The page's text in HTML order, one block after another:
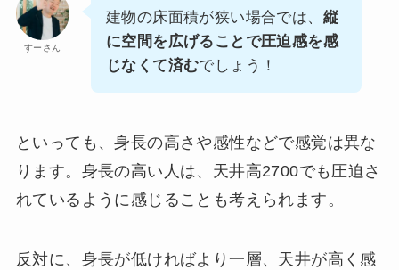
すーさん
建物の床面積が狭い場合では、 縦
に空間を広げることで圧迫感を感
じなくて済むでしょう！
といっても、身長の高さや感性などで感覚は異な
ります。身長の高い人は、天井高2700でも圧迫さ
れているように感じることも考えられます。
反対に、身長が低ければより一層、天井が高く感